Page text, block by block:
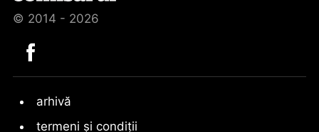
© 2014 - 2026
arhivă
termeni și condiții